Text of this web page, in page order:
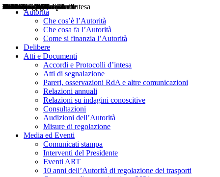
Autorità
Che cos’è l’Autorità
Che cosa fa l’Autorità
Come si finanzia l’Autorità
Delibere
Atti e Documenti
Accordi e Protocolli d’intesa
Atti di segnalazione
Pareri, osservazioni RdA e altre comunicazioni
Relazioni annuali
Relazioni su indagini conoscitive
Consultazioni
Audizioni dell’Autorità
Misure di regolazione
Media ed Eventi
Comunicati stampa
Interventi del Presidente
Eventi ART
10 anni dell’Autorità di regolazione dei trasporti
Delibere
Pareri
Consultazioni
Audizioni
Atti di Segnalazione
Accordi e Protocolli d'Intesa
Relazioni annuali
Misure di regolazione
Notizie
Comunicati Stampa
Bollettini ART
Convegni ART
Interviste del Presidente
Articoli in primo piano
Interventi del Presidente
2004
2005
2010
2013
2014
2015
2016
2017
2018
2019
202
2020
2021
2022
2023
2024
2025
2026
Aereo
Marittimo
Terrestre